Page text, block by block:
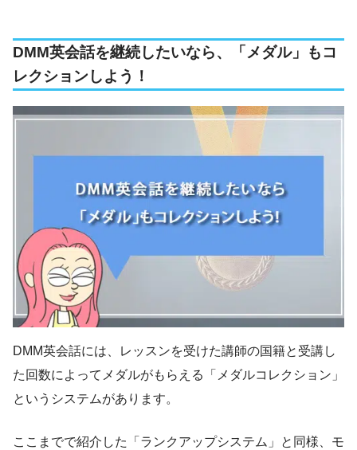
DMM英会話を継続したいなら、「メダル」もコ
レクションしよう！
DMM英会話には、レッスンを受けた講師の国籍と受講し
た回数によってメダルがもらえる「メダルコレクション」
というシステムがあります。
ここまでで紹介した「ランクアップシステム」と同様、モ